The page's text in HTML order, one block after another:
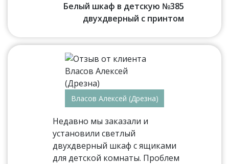
Белый шкаф в детскую №385
двухдверный с принтом
Власов Алексей (Дрезна)
Недавно мы заказали и
установили светлый
двухдверный шкаф с ящиками
для детской комнаты. Проблем